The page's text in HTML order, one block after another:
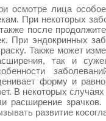
осмотре лица
При некоторых
после
При эндокринных
Также может
так и
форму и
В некоторых
расширение
развитие